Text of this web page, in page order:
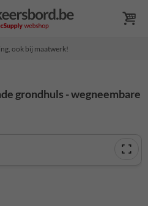
ook bij maatwerk!
grondhuls - wegneembare